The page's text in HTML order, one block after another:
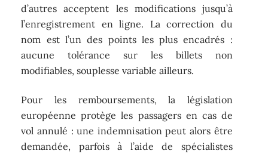
d’autres acceptent les modifications jusqu’à
l’enregistrement en ligne. La correction du
nom est l’un des points les plus encadrés :
aucune tolérance sur les billets non
modifiables, souplesse variable ailleurs.
Pour les remboursements, la législation
européenne protège les passagers en cas de
vol annulé : une indemnisation peut alors être
demandée, parfois à l’aide de spécialistes